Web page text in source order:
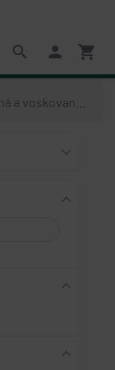
search person shopping_cart
voskovaná kůže